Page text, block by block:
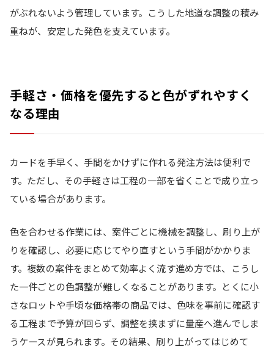
がぶれないよう管理しています。こうした地道な調整の積み
重ねが、安定した発色を支えています。
手軽さ・価格を優先すると色がずれやすく
なる理由
カードを手早く、手間をかけずに作れる発注方法は便利で
す。ただし、その手軽さは工程の一部を省くことで成り立っ
ている場合があります。
色を合わせる作業には、案件ごとに機械を調整し、刷り上が
りを確認し、必要に応じてやり直すという手間がかかりま
す。複数の案件をまとめて効率よく流す進め方では、こうし
た一件ごとの色調整が難しくなることがあります。とくに小
さなロットや手頃な価格帯の商品では、色味を事前に確認す
る工程まで予算が回らず、調整を挟まずに量産へ進んでしま
うケースが見られます。その結果、刷り上がってはじめて